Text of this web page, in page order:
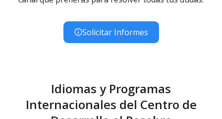
Solicitar Informes
Idiomas y Programas
Internacionales del Centro de